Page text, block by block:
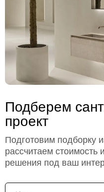
Подберем
проект
Подготовим подборку
рассчитаем
решения под ваш
Имя